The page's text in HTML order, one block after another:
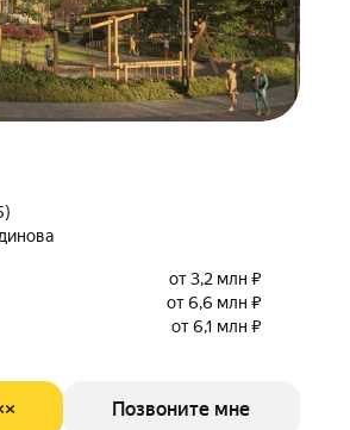
от 3,2 млн ₽
от 6,6 млн ₽
от 6,1 млн ₽
Позвоните мне